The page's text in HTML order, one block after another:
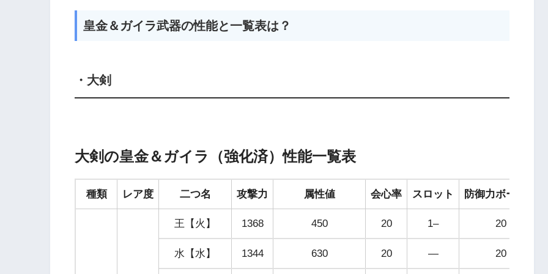
皇金＆ガイラ武器の性能と一覧表は？
・大剣
大剣の皇金＆ガイラ（強化済）性能一覧表
種類 レア度 二つ名 攻撃力 属性値 会心率 スロット 防御力ボーナス
王【火】 1368 450 20 1– 20
水【水】 1344 630 20 — 20